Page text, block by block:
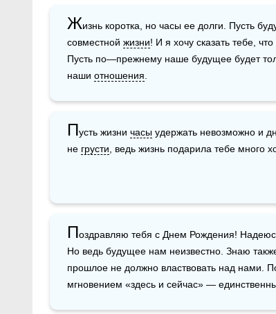
Жизнь коротка, но часы ее долги. Пусть
совместной жизни! И я хочу сказать тебе,
Пусть по—прежнему наше будущее будет
наши отношения
Пусть жизни часы удержать невозможно и
не грусти , ведь жизнь подарила тебе
Поздравляю тебя с Днем Рождения!
Но ведь будущее нам неизвестно. Знаю
прошлое не должно властвовать над нами.
мгновением «здесь и сейчас» —